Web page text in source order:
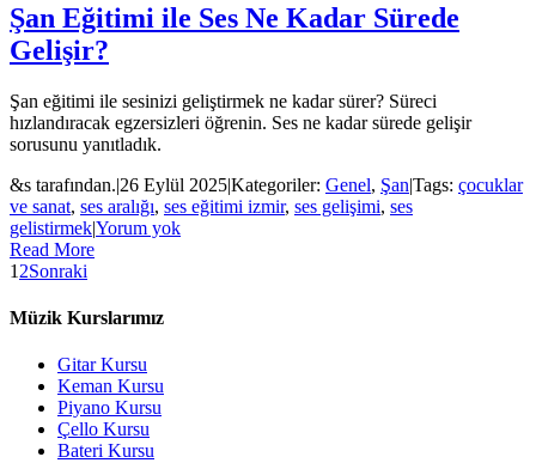
Şan Eğitimi ile Ses Ne Kadar Sürede
Gelişir?
Şan eğitimi ile sesinizi geliştirmek ne kadar sürer? Süreci
hızlandıracak egzersizleri öğrenin. Ses ne kadar sürede gelişir
sorusunu yanıtladık.
&s tarafından.|26 Eylül 2025|Kategoriler: Genel, Şan|Tags: çocuklar
ve sanat, ses aralığı, ses eğitimi izmir, ses gelişimi, ses
gelistirmek|Yorum yok
Read More
1 2Sonraki
Müzik Kurslarımız
Gitar Kursu
Keman Kursu
Piyano Kursu
Çello Kursu
Bateri Kursu